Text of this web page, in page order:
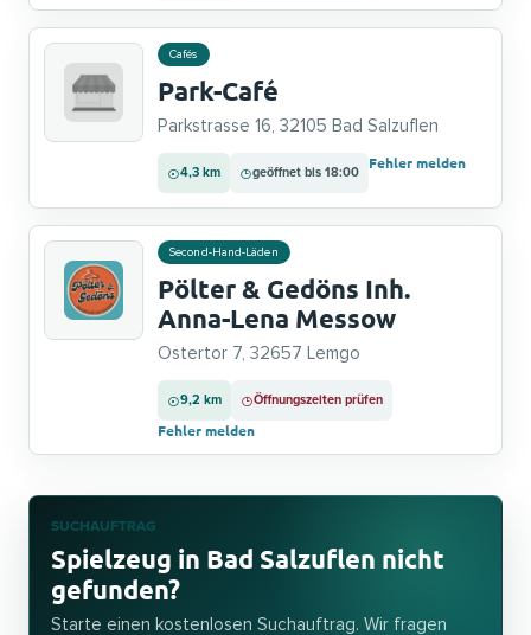
Cafés
Park-Café
Parkstrasse 16, 32105 Bad Salzuflen
4,3 km geöffnet bis 18:00
Fehler melden
Second-Hand-Läden
Pölter & Gedöns Inh.
Anna-Lena Messow
Ostertor 7, 32657 Lemgo
9,2 km Öffnungszeiten prüfen
Fehler melden
SUCHAUFTRAG
Spielzeug in Bad Salzuflen nicht
gefunden?
Starte einen kostenlosen Suchauftrag. Wir fragen